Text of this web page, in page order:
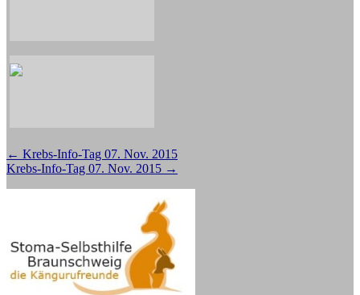
Beitragsnavigation
← Krebs-Info-Tag 07. Nov. 2015
Krebs-Info-Tag 07. Nov. 2015 →